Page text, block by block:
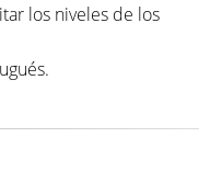
los niveles de los